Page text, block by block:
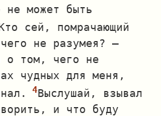
не может быть
сей, помрачающий
не разумея? —
о том, чего не
чудных для меня,
Выслушай, взывал
и что буду